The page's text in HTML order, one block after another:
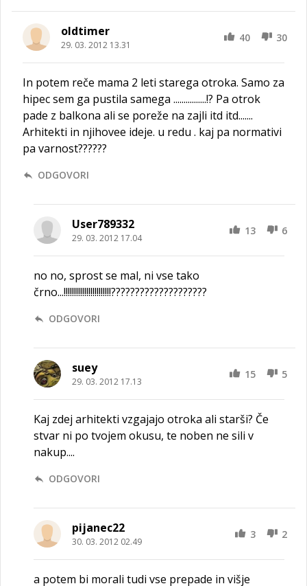
oldtimer
29. 03. 2012 13.31
40 30
In potem reče mama 2 leti starega otroka. Samo za
hipec sem ga pustila samega ................!? Pa otrok
pade z balkona ali se poreže na zajli itd itd.......
Arhitekti in njihovee ideje. u redu . kaj pa normativi
pa varnost??????
ODGOVORI
User789332
29. 03. 2012 17.04
13 6
no no, sprost se mal, ni vse tako
črno...!!!!!!!!!!!!!!!!!!!!!!!????????????????????
ODGOVORI
suey
29. 03. 2012 17.13
15 5
Kaj zdej arhitekti vzgajajo otroka ali starši? Če
stvar ni po tvojem okusu, te noben ne sili v
nakup....
ODGOVORI
pijanec22
30. 03. 2012 02.49
3 2
a potem bi morali tudi vse prepade in višje